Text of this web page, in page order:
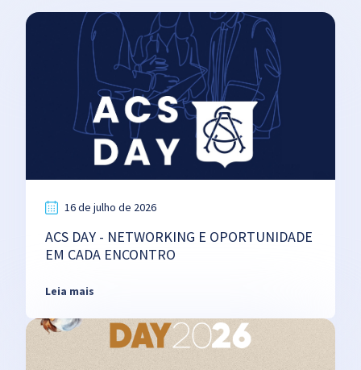
16 de julho de 2026
ACS DAY - NETWORKING E OPORTUNIDADE
EM CADA ENCONTRO
Leia mais